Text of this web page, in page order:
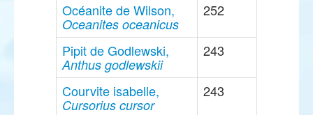
Océanite de Wilson,
Oceanites oceanicus
252
Pipit de Godlewski,
Anthus godlewskii
243
Courvite isabelle,
Cursorius cursor
243